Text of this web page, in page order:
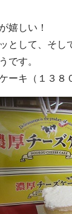
嬉しい！
として、そし
です。
ーキ（１３８